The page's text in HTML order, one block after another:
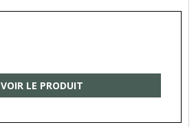
VOIR LE PRODUIT